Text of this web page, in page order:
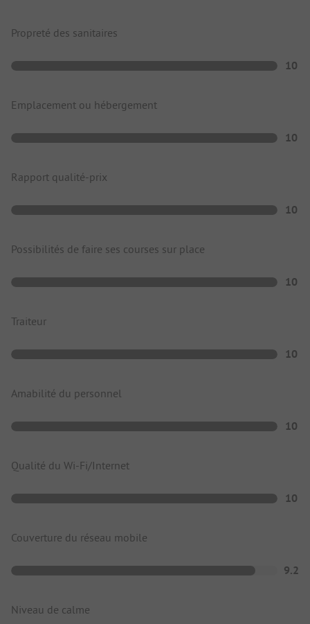
Propreté des sanitaires
10
Emplacement ou hébergement
10
Rapport qualité-prix
10
Possibilités de faire ses courses sur place
10
Traiteur
10
Amabilité du personnel
10
Qualité du Wi-Fi/Internet
10
Couverture du réseau mobile
9.2
Niveau de calme